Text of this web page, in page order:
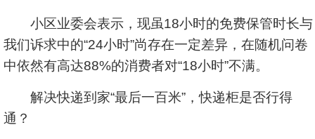
小区业委会表示，现虽18小时的免费保管时长与
我们诉求中的“24小时”尚存在一定差异，在随机问卷
中依然有高达88%的消费者对“18小时”不满。
解决快递到家“最后一百米”，快递柜是否行得
通？